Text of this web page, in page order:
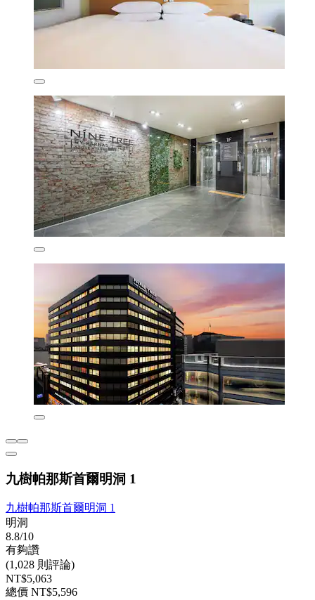
九樹帕那斯首爾明洞 1
九樹帕那斯首爾明洞 1
明洞
8.8/10
有夠讚
(1,028 則評論)
NT$5,063
總價 NT$5,596